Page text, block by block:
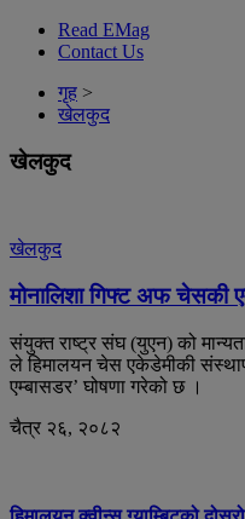
Read EMag
Contact Us
गृह >
खेलकुद
खेलकुद
खेलकुद
मोनालिशा गिफ्ट अफ चेसकी
संयुक्त राष्ट्र संघ (युएन) को
ले हिमालयन चेस एकेडेमीकी
एम्बासडर’ घोषणा गरेको छ ।
चैत्र २६, २०८२